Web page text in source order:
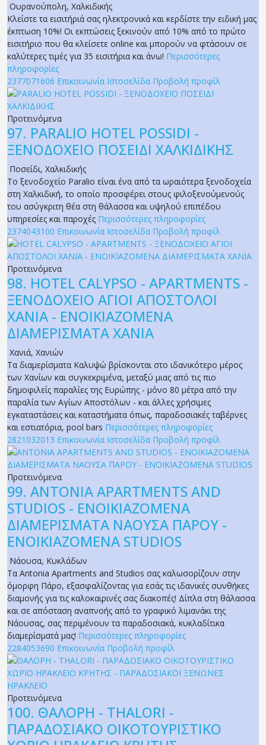
Ουρανούπολη, Χαλκιδικής
Κλείστε τα εισιτήριά σας ηλεκτρονικά και κερδίστε την ειδική μας
έκπτωση 10%! Οι εκπτώσεις ξεκινούν από 10% από το πρώτο
εισιτήριο που θα κλείσετε online και μπορούν να φτάσουν σε
καλύτερες τιμές για 35 εισιτήρια και άνω! Περισσότερες
πληροφορίες
2377071606 Επικοινωνία Ιστοσελίδα Προβολή προφίλ
Προτεινόμενα
97. PARALIO HOTEL POSSIDI -
ΞΕΝΟΔΟΧΕΙΟ ΠΟΣΕΙΔΙ ΧΑΛΚΙΔΙΚΗΣ
Ποσείδι, Χαλκιδικής
Το ξενοδοχείο Paralio είναι ένα από τα ωραιότερα ξενοδοχεία
στη Χαλκιδική, το οποίο προσφέρει στους φιλοξενούμενούς
του ασύγκριτη θέα στη θάλασσα και υψηλού επιπέδου
υπηρεσίες και παροχές Περισσότερες πληροφορίες
2374043100 Επικοινωνία Ιστοσελίδα Προβολή προφίλ
Προτεινόμενα
98. HOTEL CALYPSO - APARTMENTS -
ΞΕΝΟΔΟΧΕΙΟ ΑΓΙΟΙ ΑΠΟΣΤΟΛΟΙ
ΧΑΝΙΑ - ENOIKIAZOMENA
ΔΙΑΜΕΡΙΣΜΑΤΑ ΧΑΝΙΑ
Χανιά, Χανιών
Τα διαμερίσματα Καλυψώ βρίσκονται στο ιδανικότερο μέρος
των Χανίων και συγκεκριμένα, μεταξύ μιας από τις πιο
δημοφιλείς παραλίες της Ευρώπης - μόνο 80 μέτρα από την
παραλία των Αγίων Αποστόλων - και άλλες χρήσιμες
εγκαταστάσεις και καταστήματα όπως, παραδοσιακές ταβέρνες
και εστιατόρια, pool bars Περισσότερες πληροφορίες
2821032013 Επικοινωνία Ιστοσελίδα Προβολή προφίλ
Προτεινόμενα
99. ANTONIA APARTMENTS AND
STUDIOS - ΕΝΟΙΚΙΑΖΟΜΕΝΑ
ΔΙΑΜΕΡΙΣΜΑΤΑ ΝΑΟΥΣΑ ΠΑΡΟΥ -
ΕΝΟΙΚΙΑΖΟΜΕΝΑ STUDIOS
Νάουσα, Κυκλάδων
Τα Antonia Apartments and Studios σας καλωσορίζουν στην
όμορφη Πάρο, εξασφαλίζοντας για εσάς τις ιδανικές συνθήκες
διαμονής για τις καλοκαιρινές σας διακοπές! Δίπλα στη θάλασσα
και σε απόσταση αναπνοής από το γραφικό λιμανάκι της
Νάουσας, σας περιμένουν τα παραδοσιακά, κυκλαδίτικα
διαμερίσματά μας! Περισσότερες πληροφορίες
2284053690 Επικοινωνία Προβολή προφίλ
Προτεινόμενα
100. ΘΑΛΟΡΗ - THALORI -
ΠΑΡΑΔΟΣΙΑΚΟ ΟΙΚΟΤΟΥΡΙΣΤΙΚΟ